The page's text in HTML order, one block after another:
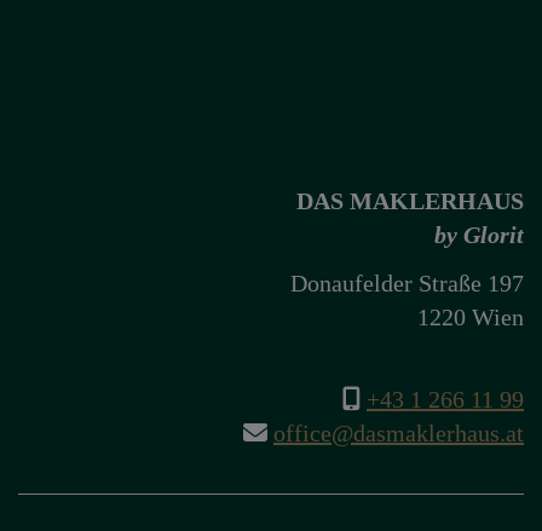
DAS MAKLERHAUS
by Glorit
Donaufelder Straße 197
1220 Wien
+43 1 266 11 99
office@dasmaklerhaus.at